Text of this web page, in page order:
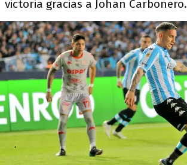
victoria gracias a Johan Carbonero.